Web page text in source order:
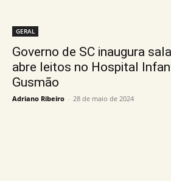
GERAL
Governo de SC inaugura
abre leitos no Hospital
Gusmão
Adriano Ribeiro - 28 de maio de 2024